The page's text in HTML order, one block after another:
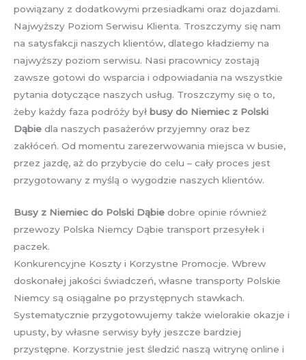
powiązany z dodatkowymi przesiadkami oraz dojazdami.
Najwyższy Poziom Serwisu Klienta. Troszczymy się nam
na satysfakcji naszych klientów, dlatego kładziemy na
najwyższy poziom serwisu. Nasi pracownicy zostają
zawsze gotowi do wsparcia i odpowiadania na wszystkie
pytania dotyczące naszych usług. Troszczymy się o to,
żeby każdy faza podróży był busy do Niemiec z Polski
Dąbie dla naszych pasażerów przyjemny oraz bez
zakłóceń. Od momentu zarezerwowania miejsca w busie,
przez jazdę, aż do przybycie do celu – cały proces jest
przygotowany z myślą o wygodzie naszych klientów.
Busy z Niemiec do Polski Dąbie dobre opinie również
przewozy Polska Niemcy Dąbie transport przesyłek i
paczek.
Konkurencyjne Koszty i Korzystne Promocje. Wbrew
doskonałej jakości świadczeń, własne transporty Polskie
Niemcy są osiągalne po przystępnych stawkach.
Systematycznie przygotowujemy także wielorakie okazje i
upusty, by własne serwisy były jeszcze bardziej
przystępne. Korzystnie jest śledzić naszą witrynę online i